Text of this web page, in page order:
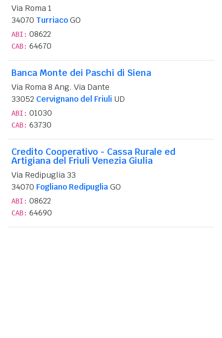
Via Roma 1
34070 TurriacoGO
ABI: 08622
CAB: 64670
Banca Monte dei Paschi di Siena
Via Roma 8 Ang. Via Dante
33052 Cervignano del Friuli UD
ABI: 01030
CAB: 63730
Credito Cooperativo - Cassa Rurale ed
Artigiana del Friuli Venezia Giulia
Via Redipuglia 33
34070 Fogliano RedipugliaGO
ABI: 08622
CAB: 64690